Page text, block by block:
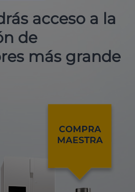
acceso a la
de
más grande